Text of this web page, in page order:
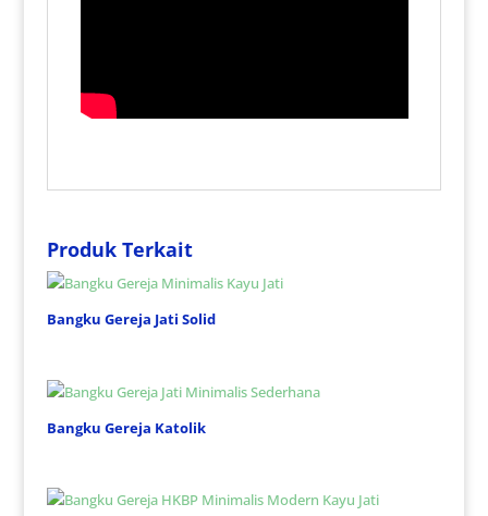
Produk Terkait
Bangku Gereja Jati Solid
Bangku Gereja Katolik